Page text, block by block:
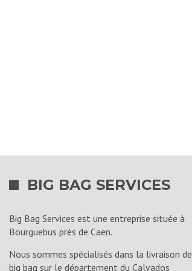
BIG BAG SERVICES
Big Bag Services est une entreprise située à
Bourguebus près de Caen.
Nous sommes spécialisés dans la livraison de
big bag sur le département du Calvados